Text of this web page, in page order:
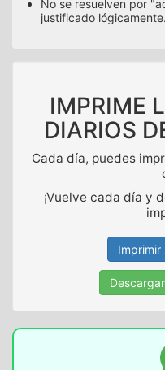
No se resuelven por
justificado lógicamente.
IMPRIME
DIARIOS
Cada día, puedes
¡Vuelve cada día y
Imprimir